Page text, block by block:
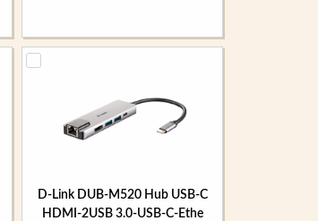
D-Link DUB-M520 Hub USB-C
HDMI-2USB 3.0-USB-C-Ethe